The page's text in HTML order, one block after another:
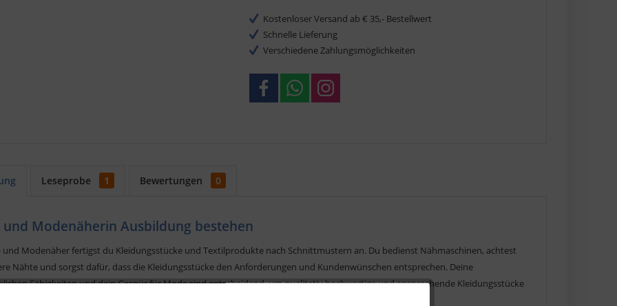
Kostenloser Versand ab € 35,- Bestellwert
Schnelle Lieferung
Verschiedene Zahlungsmöglichkeiten
Leseprobe 1 Bewertungen 0
und Modenäherin Ausbildung bestehen
und Modenäher fertigst du Kleidungsstücke und Textilprodukte nach Schnittmustern an. Du bedienst Nähmaschinen, achtest
Nähte und sorgst dafür, dass die Kleidungsstücke den Anforderungen und Kundenwünschen entsprechen. Deine
Fähigkeiten und dein Gespür für Mode sind entscheidend, um qualitativ hochwertige und ansprechende Kleidungsstücke